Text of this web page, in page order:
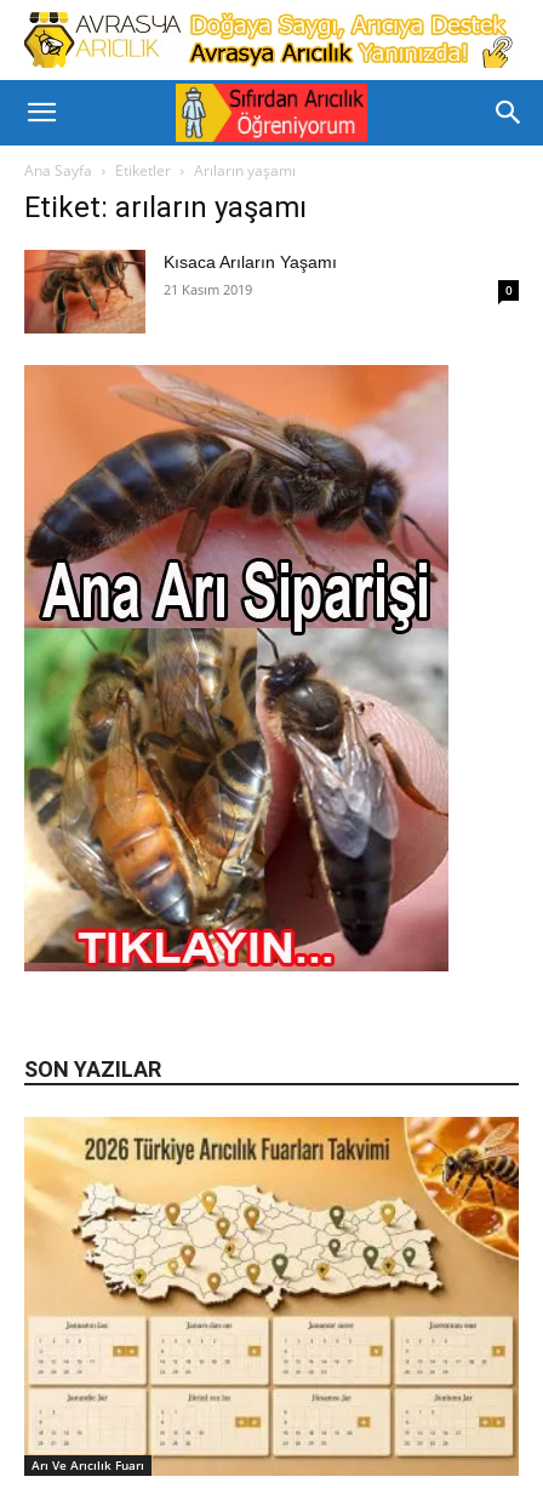
Ana Sayfa Etiketler Arıların yaşamı
Etiket: arıların yaşamı
Kısaca Arıların Yaşamı
21 Kasım 2019 0
SON YAZILAR
Arı Ve Arıcılık Fuarı